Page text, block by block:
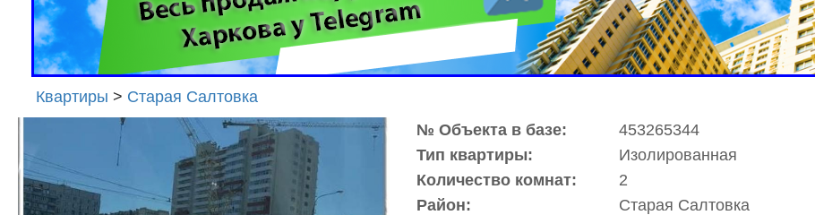
Квартиры > Старая Салтовка
Агенство
недвижимости
"Аверс"
№ Объекта в базе:
453265344
Тип квартиры:
Изолированная
Количество комнат:
2
Район:
Старая Салтовка